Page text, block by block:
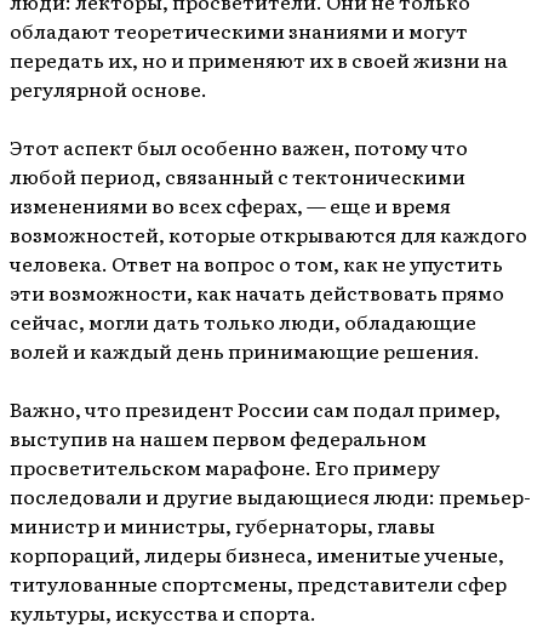
обладают теоретическими знаниями и могут
передать их, но и применяют их в своей жизни на
регулярной основе.
Этот аспект был особенно важен, потому что
любой период, связанный с тектоническими
изменениями во всех сферах, — еще и время
возможностей, которые открываются для каждого
человека. Ответ на вопрос о том, как не упустить
эти возможности, как начать действовать прямо
сейчас, могли дать только люди, обладающие
волей и каждый день принимающие решения.
Важно, что президент России сам подал пример,
выступив на нашем первом федеральном
просветительском марафоне. Его примеру
последовали и другие выдающиеся люди: премьер-
министр и министры, губернаторы, главы
корпораций, лидеры бизнеса, именитые ученые,
титулованные спортсмены, представители сфер
культуры, искусства и спорта.